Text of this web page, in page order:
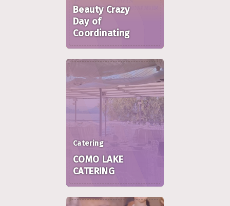
Beauty Crazy
Day of
Coordinating
Catering
COMO LAKE
CATERING